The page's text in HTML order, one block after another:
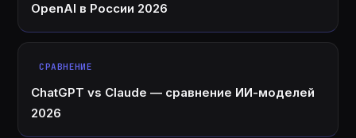
OpenAI в России 2026
СРАВНЕНИЕ
ChatGPT vs Claude — сравнение ИИ-моделей
2026